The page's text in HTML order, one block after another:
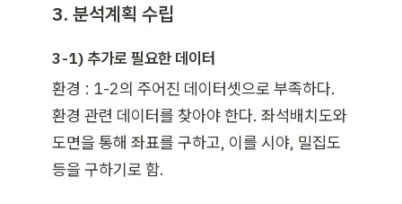
3. 분석계획 수립
3-1) 추가로 필요한 데이터
환경 : 1-2의 주어진 데이터셋으로 부족하다.
환경 관련 데이터를 찾아야 한다. 좌석배치도와
도면을 통해 좌표를 구하고, 이를 시야, 밀집도
등을 구하기로 함.